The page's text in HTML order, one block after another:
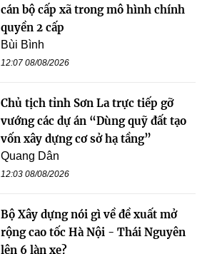
cán bộ cấp xã trong mô hình chính
quyền 2 cấp
Bùi Bình
12:07 08/08/2026
Chủ tịch tỉnh Sơn La trực tiếp gỡ
vướng các dự án “Dùng quỹ đất tạo
vốn xây dựng cơ sở hạ tầng”
Quang Dân
12:03 08/08/2026
Bộ Xây dựng nói gì về đề xuất mở
rộng cao tốc Hà Nội - Thái Nguyên
lên 6 làn xe?